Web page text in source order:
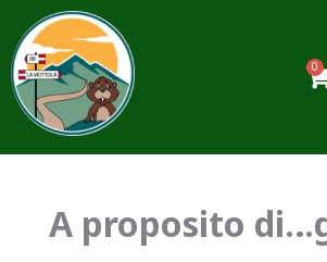
contenuto
0
A proposito